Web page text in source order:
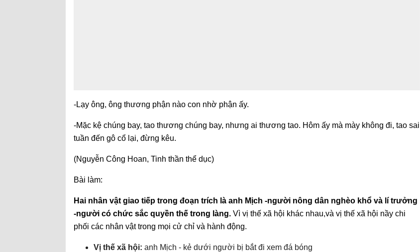
-Lạy ông, ông thương phận nào con nhờ phận ấy.
-Mặc kệ chúng bay, tao thương chúng bay, nhưng ai thương tao. Hôm ấy mà mày không đi, tao sai
tuần đến gô cổ lại, đừng kêu.
(Nguyễn Công Hoan, Tinh thần thể dục)
Bài làm:
Hai nhân vật giao tiếp trong đoạn trích là anh Mịch -người nông dân nghèo khổ và lí trưởng
-người có chức sắc quyền thế trong làng. Vì vị thế xã hội khác nhau,và vị thế xã hội nầy chi
phối các nhân vật trong mọi cử chỉ và hành động.
Vị thế xã hội: anh Mịch - kẻ dưới người bị bắt đi xem đá bóng